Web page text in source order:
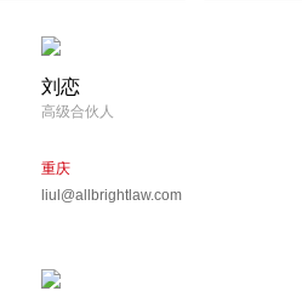
刘恋
高级合伙人
重庆
liul@allbrightlaw.com